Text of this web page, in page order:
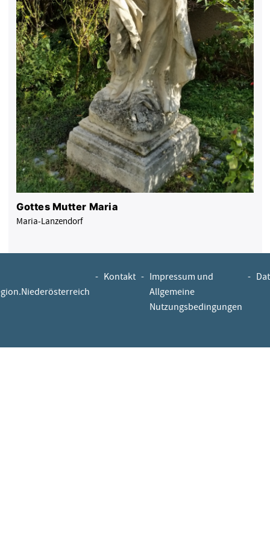
Gottes Mutter Maria
Maria-Lanzendorf
- Kontakt - Impressum und
Allgemeine
Nutzungsbedingungen
-